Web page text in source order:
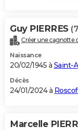
Guy PIERRES
Créer une cagnotte
Naissance
20/02/1945 à Saint-
Décès
24/01/2024 à
Marcelle